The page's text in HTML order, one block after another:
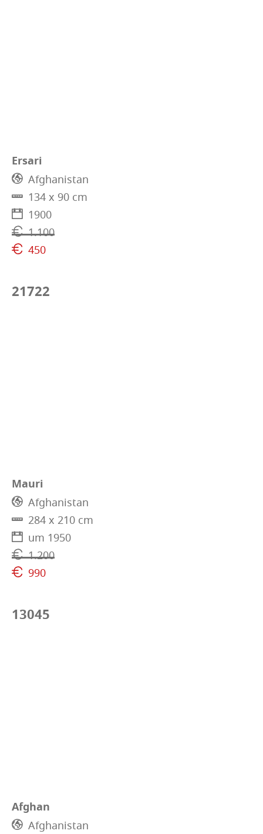
Ersari
Afghanistan
134 x 90 cm
1900
1.100
450
21722
Mauri
Afghanistan
284 x 210 cm
um 1950
1.200
990
13045
Afghan
Afghanistan